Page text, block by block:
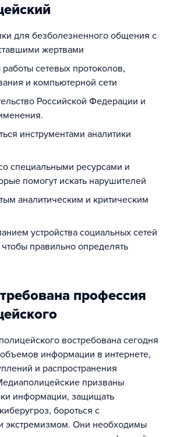
для безболезненного общения с
жертвами
сетевых протоколов,
и компьютерной сети
Российской Федерации и
инструментами аналитики
специальными ресурсами и
помогут искать нарушителей
аналитическим и критическим
устройства социальных сетей
правильно определять
профессия
востребована сегодня
информации в интернете,
и распространения
призваны
информации, защищать
бороться с
экстремизмом. Они необходимы